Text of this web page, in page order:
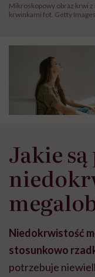
Mikroskopowy obraz krwi
krwinkami fot. Getty Images
Jakie
Niedokrwistość
stosunkowo
potrzebuje